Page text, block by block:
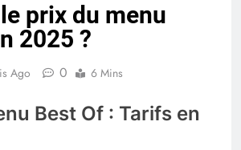
prix du menu
2025 ?
Ago 0 6 Mins
Best Of : Tarifs en